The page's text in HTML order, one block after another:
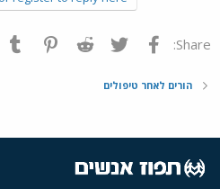
Share: פייסבוק Twitter
Reddit
הורים לאחר טיפולים